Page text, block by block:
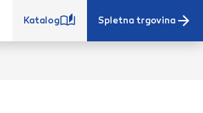
Katalog Spletna trgovina